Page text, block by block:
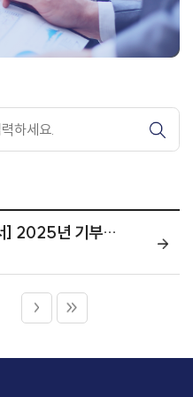
[기부금 활용실적 명세서] 2025년 기부금 활용실적